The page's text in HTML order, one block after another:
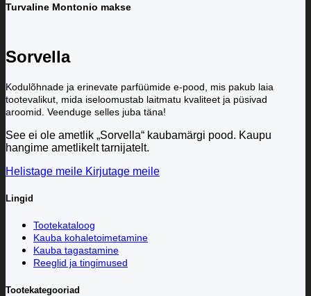
Turvaline Montonio makse
Sorvella
Kodulõhnade ja erinevate parfüümide e-pood, mis pakub laia
tootevalikut, mida iseloomustab laitmatu kvaliteet ja püsivad
aroomid. Veenduge selles juba täna!
See ei ole ametlik „Sorvella“ kaubamärgi pood. Kaupu
hangime ametlikelt tarnijatelt.
Helistage meile Kirjutage meile
Lingid
Tootekataloog
Kauba kohaletoimetamine
Kauba tagastamine
Reeglid ja tingimused
Tootekategooriad